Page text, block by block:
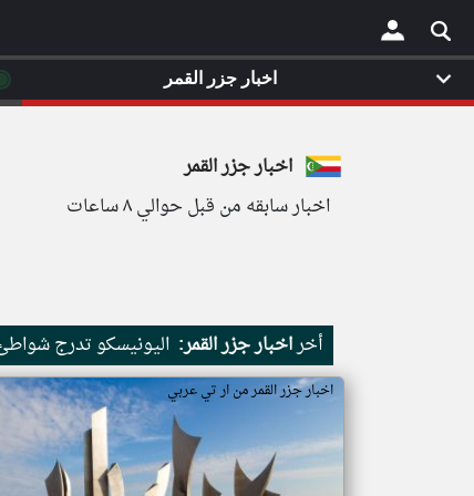
×
اخبار جزر القمر
اخبار سابقه من قبل حوالي ٨ ساعات
أخراخبار جزر القمر: اليونيسكو تدرج
اخبار جزر القمر من ار تي عربي
اخبار جزر القمر